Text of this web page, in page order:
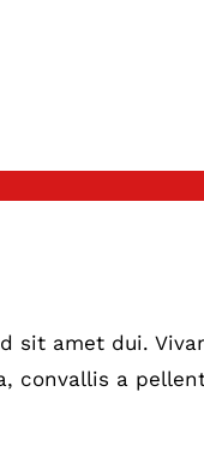
sit amet dui.
convallis a